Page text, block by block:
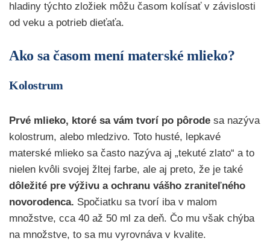
hladiny týchto zložiek môžu časom kolísať v závislosti
od veku a potrieb dieťaťa.
Ako sa časom mení materské mlieko?
Kolostrum
Prvé mlieko, ktoré sa vám tvorí po pôrode sa nazýva
kolostrum, alebo mledzivo. Toto husté, lepkavé
materské mlieko sa často nazýva aj „tekuté zlato“ a to
nielen kvôli svojej žltej farbe, ale aj preto, že je také
dôležité pre výživu a ochranu vášho zraniteľného
novorodenca. Spočiatku sa tvorí iba v malom
množstve, cca 40 až 50 ml za deň. Čo mu však chýba
na množstve, to sa mu vyrovnáva v kvalite.